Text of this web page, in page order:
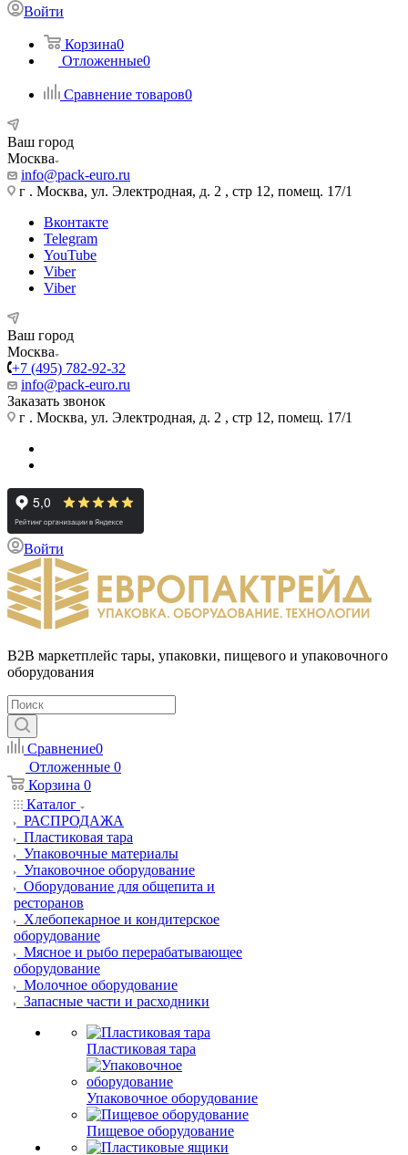
Войти
Корзина0
Отложенные0
Сравнение товаров0
Ваш город
Москва
info@pack-euro.ru
г . Москва, ул. Электродная, д. 2 , стр 12, помещ. 17/1
Вконтакте
Telegram
YouTube
Viber
Viber
Ваш город
Москва
+7 (495) 782-92-32
info@pack-euro.ru
Заказать звонок
г . Москва, ул. Электродная, д. 2 , стр 12, помещ. 17/1
Войти
B2B маркетплейс тары, упаковки, пищевого и упаковочного
оборудования
Сравнение0
Отложенные 0
Корзина 0
Каталог
РАСПРОДАЖА
Пластиковая тара
Упаковочные материалы
Упаковочное оборудование
Оборудование для общепита и
ресторанов
Хлебопекарное и кондитерское
оборудование
Мясное и рыбо перерабатывающее
оборудование
Молочное оборудование
Запасные части и расходники
Пластиковая тара
Упаковочное оборудование
Пищевое оборудование